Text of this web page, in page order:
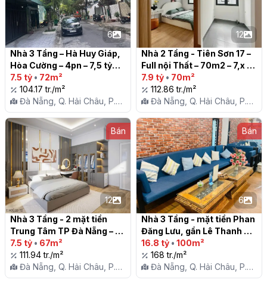
6
Nhà 3 Tầng – Hà Huy Giáp,
Hòa Cường – 4pn – 7,5 tỷ
7.5 tỷ • 72m²
104.17 tr./m²
Đà Nẵng, Q. Hải Châu, P.
Hòa Cường Nam
12
Nhà 2 Tầng - Tiên Sơn 17 –
Full nội Thất – 70m2 – 7,x tỷ
7.9 tỷ • 70m²
112.86 tr./m²
Đà Nẵng, Q. Hải Châu, P.
Hòa Cường Nam
Bán
12
Nhà 3 Tầng - 2 mặt tiền
Trung Tâm TP Đà Nẵng –
67m2 – ngang 5,2m – 7,5 tỷ
7.5 tỷ • 67m²
111.94 tr./m²
Đà Nẵng, Q. Hải Châu, P.
Hòa Cường Nam
Bán
6
Nhà 3 Tầng - mặt tiền Phan
Đăng Lưu, gần Lê Thanh
Nghị, Trung Tâm TP Đà
Nẵng
16.8 tỷ • 100m²
168 tr./m²
Đà Nẵng, Q. Hải Châu, P.
Hòa Cường Nam